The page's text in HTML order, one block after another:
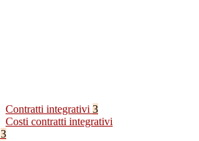
Contratti integrativi 3
Costi contratti integrativi
3